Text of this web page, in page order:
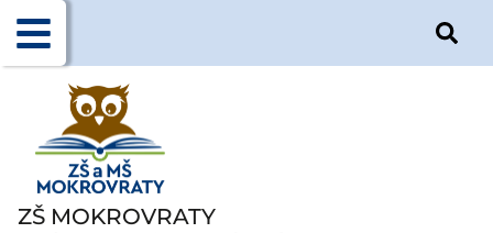
ZŠ MOKROVRATY